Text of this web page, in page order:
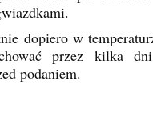
dopiero w
przez kilka
podaniem.